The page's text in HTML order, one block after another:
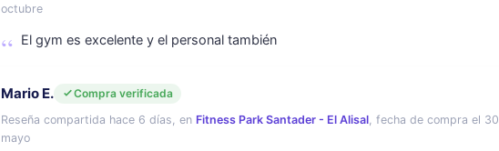
octubre
El gym es excelente y el personal también
Mario E.
Compra verificada
Reseña compartida hace 6 días, en Fitness Park Santader - El Alisal, fecha de compra el 30
mayo